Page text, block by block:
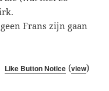
Frans zijn gaan
Like Button Notice(view)